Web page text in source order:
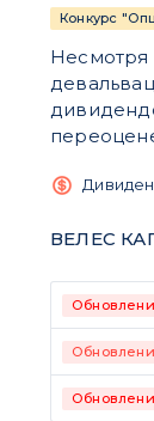
Конкурс
Несмотря
ВЕЛЕС